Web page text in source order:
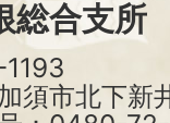
総合支所
須市北下新